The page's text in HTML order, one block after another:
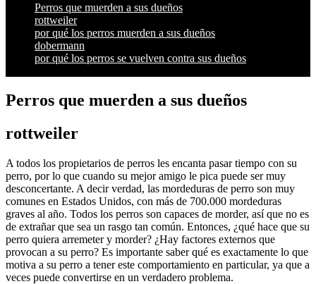
Perros que muerden a sus dueños
rottweiler
por qué los perros muerden a sus dueños
dobermann
por qué los perros se vuelven contra sus dueños
Perros que muerden a sus dueños
rottweiler
A todos los propietarios de perros les encanta pasar tiempo con su
perro, por lo que cuando su mejor amigo le pica puede ser muy
desconcertante. A decir verdad, las mordeduras de perro son muy
comunes en Estados Unidos, con más de 700.000 mordeduras
graves al año. Todos los perros son capaces de morder, así que no es
de extrañar que sea un rasgo tan común. Entonces, ¿qué hace que su
perro quiera arremeter y morder? ¿Hay factores externos que
provocan a su perro? Es importante saber qué es exactamente lo que
motiva a su perro a tener este comportamiento en particular, ya que a
veces puede convertirse en un verdadero problema.